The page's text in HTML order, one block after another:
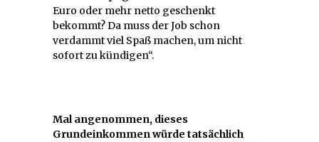
Euro oder mehr netto geschenkt
bekommt? Da muss der Job schon
verdammt viel Spaß machen, um nicht
sofort zu kündigen“.
Mal angenommen, dieses
Grundeinkommen würde tatsächlich